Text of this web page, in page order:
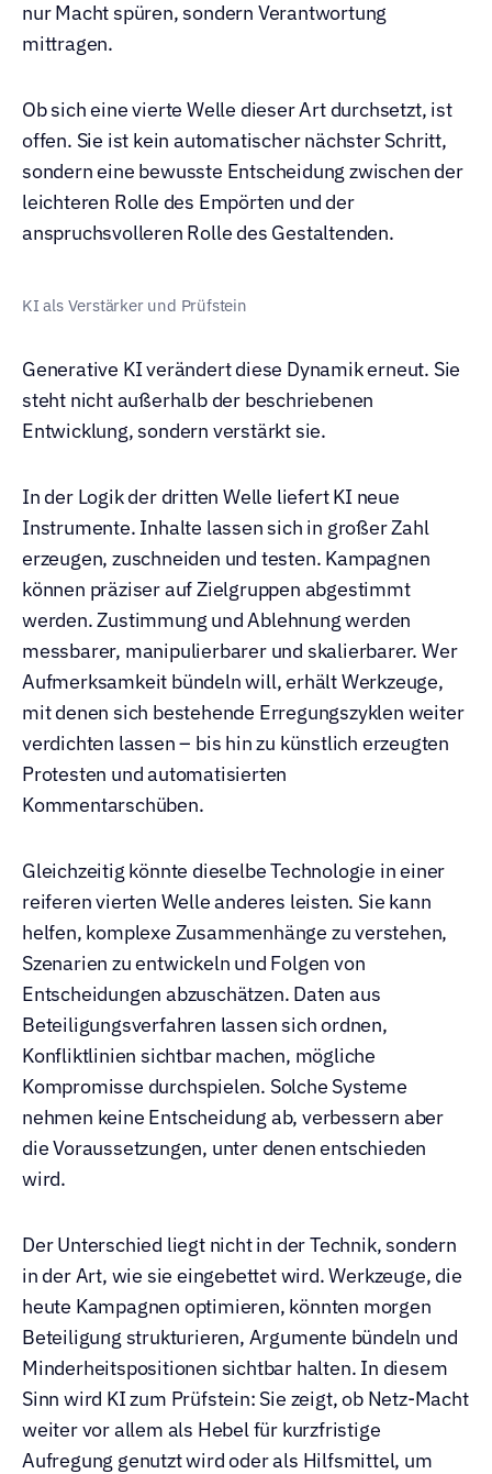
nur Macht spüren, sondern Verantwortung
mittragen.
Ob sich eine vierte Welle dieser Art durchsetzt, ist
offen. Sie ist kein automatischer nächster Schritt,
sondern eine bewusste Entscheidung zwischen der
leichteren Rolle des Empörten und der
anspruchsvolleren Rolle des Gestaltenden.
KI als Verstärker und Prüfstein
Generative KI verändert diese Dynamik erneut. Sie
steht nicht außerhalb der beschriebenen
Entwicklung, sondern verstärkt sie.
In der Logik der dritten Welle liefert KI neue
Instrumente. Inhalte lassen sich in großer Zahl
erzeugen, zuschneiden und testen. Kampagnen
können präziser auf Zielgruppen abgestimmt
werden. Zustimmung und Ablehnung werden
messbarer, manipulierbarer und skalierbarer. Wer
Aufmerksamkeit bündeln will, erhält Werkzeuge,
mit denen sich bestehende Erregungszyklen weiter
verdichten lassen – bis hin zu künstlich erzeugten
Protesten und automatisierten
Kommentarschüben.
Gleichzeitig könnte dieselbe Technologie in einer
reiferen vierten Welle anderes leisten. Sie kann
helfen, komplexe Zusammenhänge zu verstehen,
Szenarien zu entwickeln und Folgen von
Entscheidungen abzuschätzen. Daten aus
Beteiligungsverfahren lassen sich ordnen,
Konfliktlinien sichtbar machen, mögliche
Kompromisse durchspielen. Solche Systeme
nehmen keine Entscheidung ab, verbessern aber
die Voraussetzungen, unter denen entschieden
wird.
Der Unterschied liegt nicht in der Technik, sondern
in der Art, wie sie eingebettet wird. Werkzeuge, die
heute Kampagnen optimieren, könnten morgen
Beteiligung strukturieren, Argumente bündeln und
Minderheitspositionen sichtbar halten. In diesem
Sinn wird KI zum Prüfstein: Sie zeigt, ob Netz-Macht
weiter vor allem als Hebel für kurzfristige
Aufregung genutzt wird oder als Hilfsmittel, um